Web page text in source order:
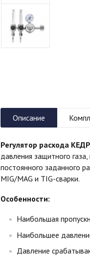
Описание
Регулятор расхода
давления защитного
постоянного заданного
MIG/MAG и TIG-сварки.
Особенности:
Наибольшая
Наибольшее
Давление